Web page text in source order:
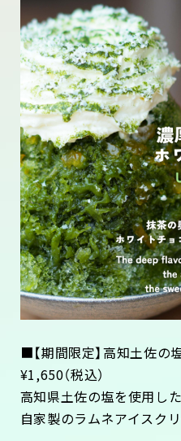
■【期間限定】高知土佐の
¥1,650（税込）
高知県土佐の塩を使用し
自家製のラムネアイスク